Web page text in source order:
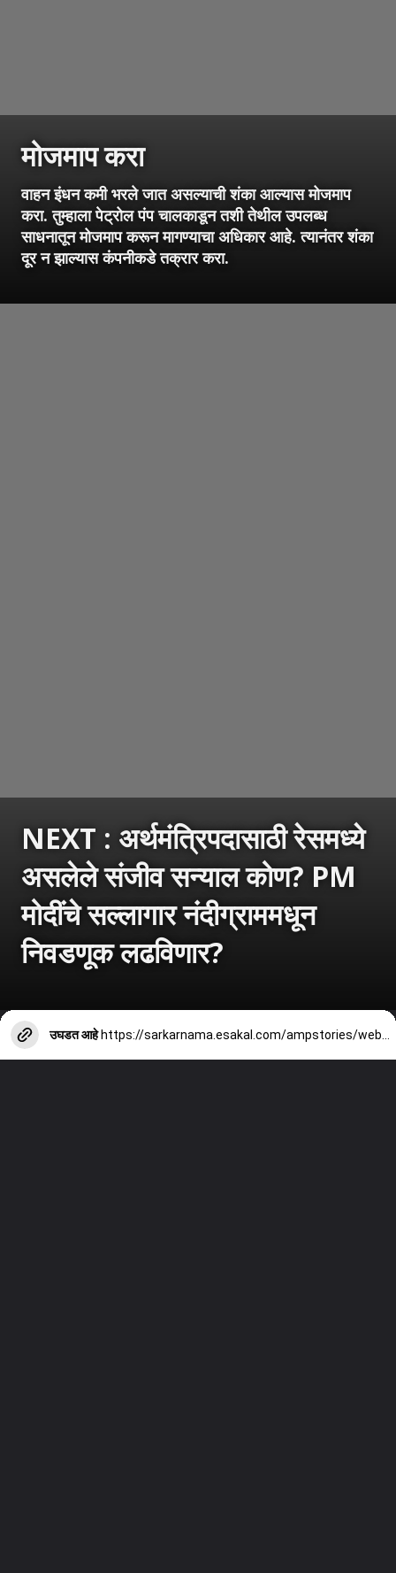
मोजमाप करा
वाहन इंधन कमी भरले जात असल्याची शंका आल्यास मोजमाप
करा. तुम्हाला पेट्रोल पंप चालकाडून तशी तेथील उपलब्ध
साधनातून मोजमाप करून मागण्याचा अधिकार आहे. त्यानंतर शंका
दूर न झाल्यास कंपनीकडे तक्रार करा.
NEXT : अर्थमंत्रिपदासाठी रेसमध्ये
असलेले संजीव सन्याल कोण? PM
मोदींचे सल्लागार नंदीग्राममधून
निवडणूक लढविणार?
उघडत आहे